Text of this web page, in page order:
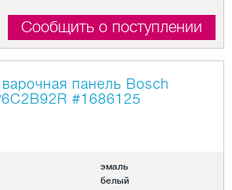
Сообщить о поступлении
варочная панель Bosch
#1686125
эмаль
белый